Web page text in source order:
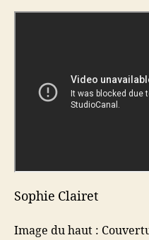
Sophie Clairet
Image du haut :